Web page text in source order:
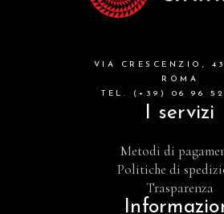
VIA CRESCENZIO,
ROMA
TEL. (+39) 06 96
I servizi
Metodi di
Politiche di
Trasparenza